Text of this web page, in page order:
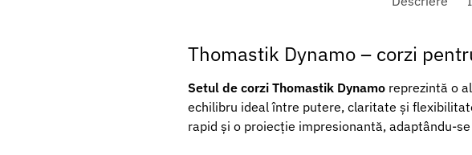
Thomastik Dynamo – corzi
Setul de corzi Thomastik Dynamoreprezintă o
echilibru ideal între putere, claritate și
rapid și o proiecție impresionantă, adaptându-